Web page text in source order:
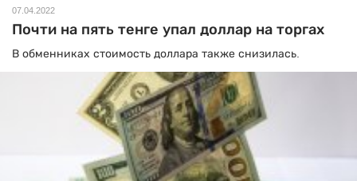
07.04.2022
Почти на пять тенге упал доллар на торгах
В обменниках стоимость доллара также снизилась.